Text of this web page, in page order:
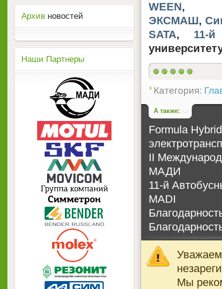
WEEN
ЭКСМАШ,
SATA, 11-
Категория:
А также:
Formula
II
МАДИ
11-й
MADI
Мы
Архив новостей
Наши Партнеры